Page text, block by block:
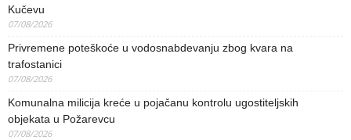
Kučevu
07/08/2026
Privremene poteškoće u vodosnabdevanju zbog kvara na
trafostanici
07/08/2026
Komunalna milicija kreće u pojačanu kontrolu ugostiteljskih
objekata u Požarevcu
07/08/2026